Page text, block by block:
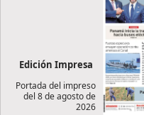
Edición Impresa
Portada del impreso
del 8 de agosto de
2026